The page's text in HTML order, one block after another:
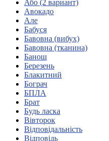
Кадрові зміни
Працевлаштування
Постаті в УТОГ
Все про УТОГ: ваші
Важлива інформація
Благодійні справи
Історія глухих
Коронавірус
Брифінги
Корисні
Про УТОГ
Керівництво УТОГ
Або (2 вариант)
Авокадо
Але
Бабуся
Бавовна (вибух)
Бавовна (тканина)
Банош
Березень
Блакитний
Бограч
БПЛА
Брат
Будь ласка
Вівторок
Відповідальність
Відповідь